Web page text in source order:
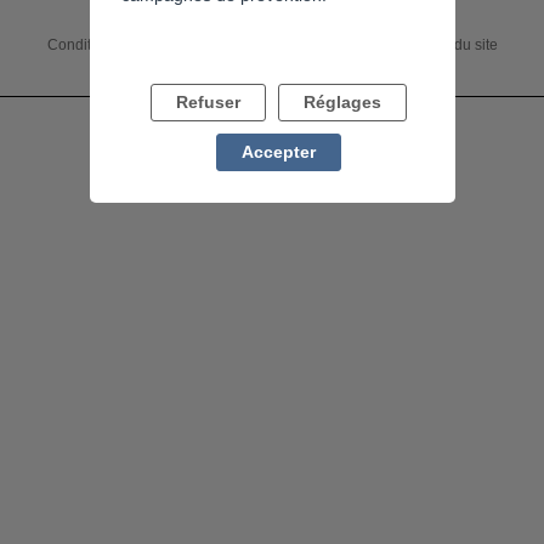
Conditions générales
Charte du site
Refuser Réglages
Accepter